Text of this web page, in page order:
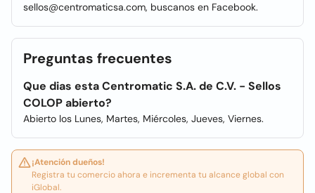
sellos@centromaticsa.com, buscanos en Facebook.
Preguntas frecuentes
Que dias esta Centromatic S.A. de C.V. - Sellos
COLOP abierto?
Abierto los Lunes, Martes, Miércoles, Jueves, Viernes.
¡Atención dueños!
Registra tu comercio ahora e incrementa tu alcance global con
iGlobal.